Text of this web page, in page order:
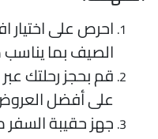
احرص على اختيار
الصيف بما يناسب
قم بحجز رحلتك
على أفضل العروض.
جهز حقيبة السفر